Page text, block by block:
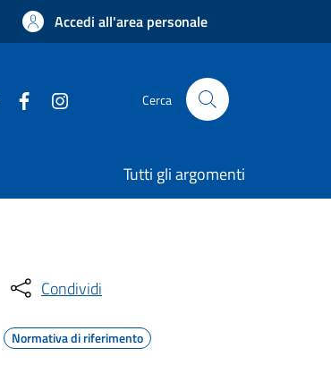
Accedi all'area personale
Cerca
Tutti gli argomenti
Condividi
Normativa di riferimento